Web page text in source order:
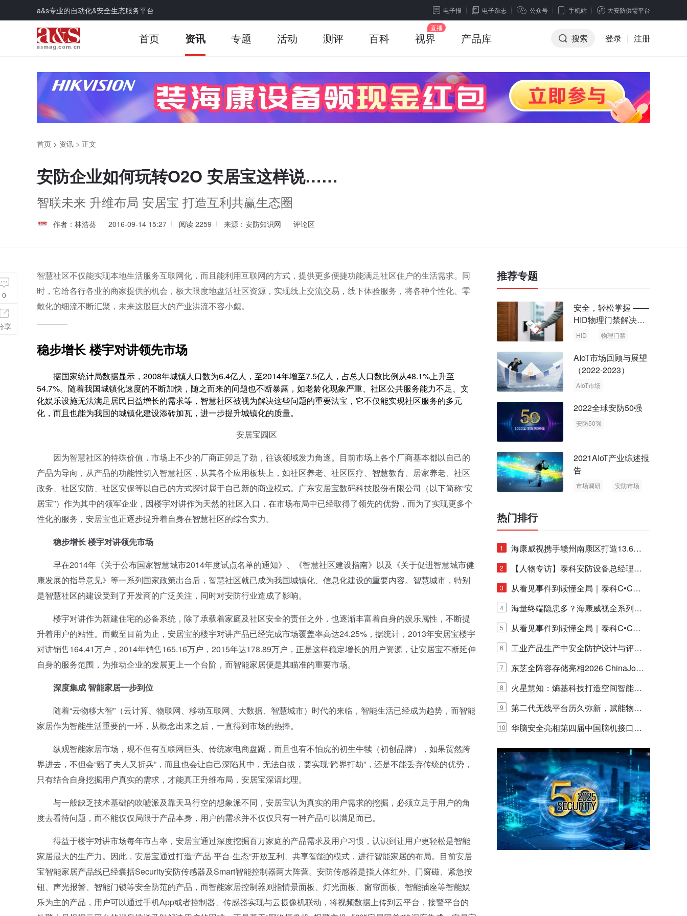
a&s专业的自动化&安全生态服务平台 电子报 电子杂志 公众号 手机站 大安防供需平台
首页 资讯 专题 活动 测评 百科 视界 产品库 搜索 登录 | 注册
首页 > 资讯 > 正文
安防企业如何玩转O2O 安居宝这样说……
智联未来 升维布局 安居宝 打造互利共赢生态圈
作者：林浩葵 2016-09-14 15:27 阅读 2259 来源：安防知识网 评论区
智慧社区不仅能实现本地生活服务互联网化，而且能利用互联网的方式，提供更多便捷功能满足社区住户的生活需求。同
时，它给各行各业的商家提供的机会，极大限度地盘活社区资源，实现线上交流交易，线下体验服务，将各种个性化、零
散化的细流不断汇聚，未来这股巨大的产业洪流不容小觑。
稳步增长楼宇对讲领先市场
据国家统计局数据显示，2008年城镇人口数为6.4亿人，至2014年增至7.5亿人，占总人口数比例从48.1%上升至
54.7%。随着我国城镇化速度的不断加快，随之而来的问题也不断暴露，如老龄化现象严重、社区公共服务能力不足、文
化娱乐设施无法满足居民日益增长的需求等，智慧社区被视为解决这些问题的重要法宝，它不仅能实现社区服务的多元
化，而且也能为我国的城镇化建设添砖加瓦，进一步提升城镇化的质量。
安居宝园区
因为智慧社区的特殊价值，市场上不少的厂商正卯足了劲，往该领域发力角逐。目前市场上各个厂商基本都以自己的
产品为导向，从产品的功能性切入智慧社区，从其各个应用板块上，如社区养老、社区医疗、智慧教育、居家养老、社区
政务、社区安防、社区安保等以自己的方式探讨属于自己新的商业模式。广东安居宝数码科技股份有限公司（以下简称“安
居宝”）作为其中的领军企业，因楼宇对讲作为天然的社区入口，在市场布局中已经取得了领先的优势，而为了实现更多个
性化的服务，安居宝也正逐步提升着自身在智慧社区的综合实力。
稳步增长 楼宇对讲领先市场
早在2014年《关于公布国家智慧城市2014年度试点名单的通知》、《智慧社区建设指南》以及《关于促进智慧城市健
康发展的指导意见》等一系列国家政策出台后，智慧社区就已成为我国城镇化、信息化建设的重要内容。智慧城市，特别
是智慧社区的建设受到了开发商的广泛关注，同时对安防行业造成了影响。
楼宇对讲作为新建住宅的必备系统，除了承载着家庭及社区安全的责任之外，也逐渐丰富着自身的娱乐属性，不断提
升着用户的粘性。而截至目前为止，安居宝的楼宇对讲产品已经完成市场覆盖率高达24.25%，据统计，2013年安居宝楼宇
对讲销售164.41万户，2014年销售165.16万户，2015年达178.89万户，正是这样稳定增长的用户资源，让安居宝不断延伸
自身的服务范围，为推动企业的发展更上一个台阶，而智能家居便是其瞄准的重要市场。
深度集成 智能家居一步到位
随着“云物移大智”（云计算、物联网、移动互联网、大数据、智慧城市）时代的来临，智能生活已经成为趋势，而智能
家居作为智能生活重要的一环，从概念出来之后，一直得到市场的热捧。
纵观智能家居市场，现不但有互联网巨头、传统家电商盘踞，而且也有不怕虎的初生牛犊（初创品牌），如果贸然跨
界进去，不但会“赔了夫人又折兵”，而且也会让自己深陷其中，无法自拔，要实现“跨界打劫”，还是不能丢弃传统的优势，
只有结合自身挖掘用户真实的需求，才能真正升维布局，安居宝深谙此理。
与一般缺乏技术基础的吹嘘派及靠天马行空的想象派不同，安居宝认为真实的用户需求的挖掘，必须立足于用户的角
度去看待问题，而不能仅仅局限于产品本身，用户的需求并不仅仅只有一种产品可以满足而已。
得益于楼宇对讲市场每年市占率，安居宝通过深度挖掘百万家庭的产品需求及用户习惯，认识到让用户更轻松是智能
家居最大的生产力。因此，安居宝通过打造“产品-平台-生态”开放互利、共享智能的模式，进行智能家居的布局。目前安居
宝智能家居产品线已经囊括Security安防传感器及Smart智能控制器两大阵营。安防传感器是指人体红外、门窗磁、紧急按
钮、声光报警、智能门锁等安全防范的产品，而智能家居控制器则指情景面板、灯光面板、窗帘面板、智能插座等智能娱
乐为主的产品，用户可以通过手机App或者控制器、传感器实现与云摄像机联动，将视频数据上传到云平台，接警平台的
0
享
推荐专题
安全，轻松掌握 ——
HID物理门禁解决方
案，启动智慧安全新
HID 物理门禁
AIoT市场回顾与展望
（2022-2023）
AIoT市场
2022全球安防50强
安防50强
2021AIoT产业综述报
告
市场调研
安防市场
热门排行
1
海康威视携手赣州南康区打造13.6公
里绿波网
2
【人物专访】泰科安防设备总经理张
宁解码安防出海新范式
3
从看见事件到读懂全局｜泰科C•CUR
E IQ 3.20开启安防运营智能新时代
4
海量终端隐患多？海康威视全系列物
联安全产品，四层守护更放心！
5
从看见事件到读懂全局｜泰科C•CUR
E IQ 3.20开启安防运营智能新时代
6
工业产品生产中安全防护设计与评估
的实践与探讨
7
东芝全阵容存储亮相2026 ChinaJo
y，以海量数据底座赋能“与AI同游”新
体验
8
火星慧知：熵基科技打造空间智能时
代的认知中枢
9
第二代无线平台历久弥新，赋能物联
网创新迭代
10
华脑安全亮相第四届中国脑机接口大
赛 工业安全脑机接口技术赢行业顶级
专家关注